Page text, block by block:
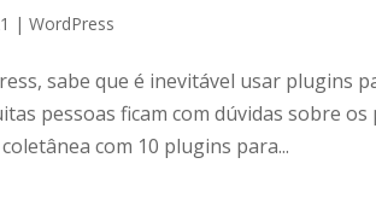
|WordPress
sabe que é inevitável usar plugins
pessoas ficam com dúvidas sobre
com 10 plugins para...